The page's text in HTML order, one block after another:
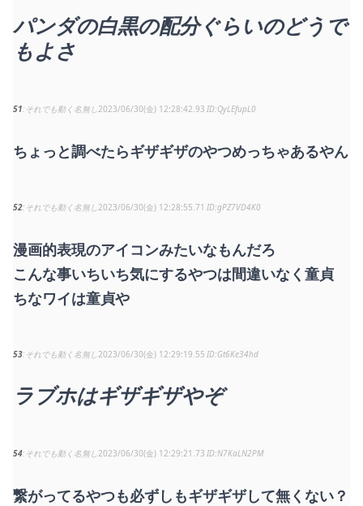
パンダの白黒の配分ぐらいのどうで
もよさ
51 それでも動く名無し2023/06/30(金) 12:28:42.93 QyLEfupL0
ちょっと調べたらギザギザのやつめっちゃあるやん
52 それでも動く名無し2023/06/30(金) 12:28:55.71 gPZ7VD4K0
漫画的表現のアイコンみたいなもんだろ
こんな事いちいち気にするやつは間違いなく童貞
ちなワイは童貞や
53 それでも動く名無し2023/06/30(金) 12:29:19.55 Gt6Ke34hd
ラブホはギザギザやぞ
54 それでも動く名無し2023/06/30(金) 12:29:21.73 N7KaLN2PM
繋がってるやつも必ずしもギザギザして無くない？